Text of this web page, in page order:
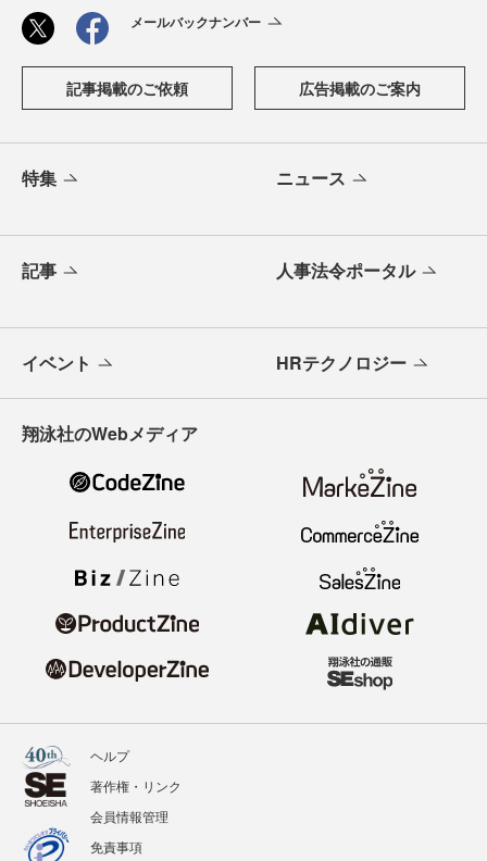
メールバックナンバー
記事掲載のご依頼 広告掲載のご案内
特集 ニュース
記事 人事法令ポータル
イベント HRテクノロジー
翔泳社のWebメディア
ヘルプ
著作権・リンク
会員情報管理
免責事項